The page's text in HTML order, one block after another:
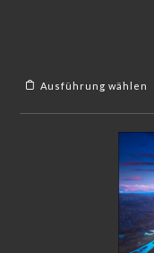
Ausführung wählen